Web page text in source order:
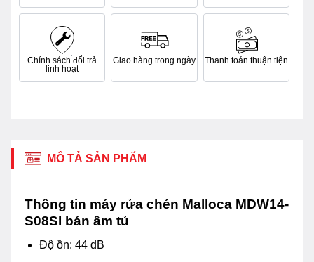
Chính sách đổi trả
linh hoạt
Giao hàng trong ngày Thanh toán thuận tiện
MÔ TẢ SẢN PHẨM
Thông tin máy rửa chén Malloca MDW14-
S08SI bán âm tủ
Độ ồn: 44 dB